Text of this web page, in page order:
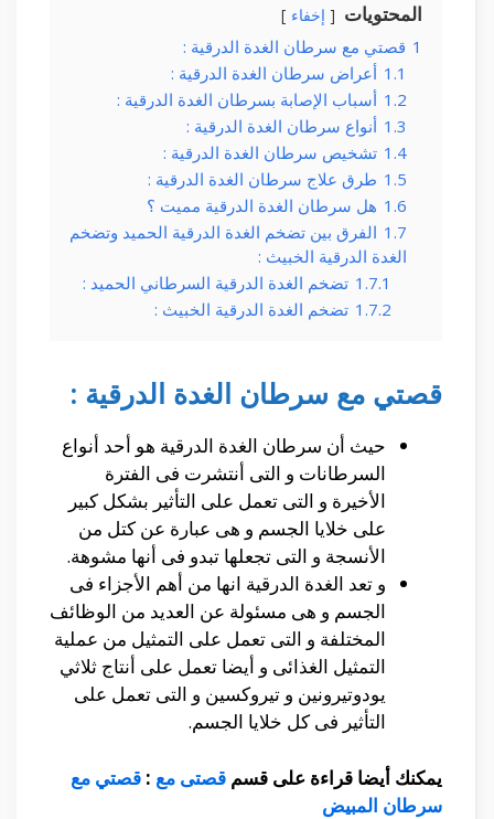
المحتويات إخفاء
1 قصتي مع سرطان الغدة الدرقية :
1.1 أعراض سرطان الغدة الدرقية :
1.2 أسباب الإصابة بسرطان الغدة الدرقية :
1.3 أنواع سرطان الغدة الدرقية :
1.4 تشخيص سرطان الغدة الدرقية :
1.5 طرق علاج سرطان الغدة الدرقية :
1.6 هل سرطان الغدة الدرقية مميت ؟
1.7 الفرق بين تضخم الغدة الدرقية الحميد وتضخم
الغدة الدرقية الخبيث :
1.7.1 تضخم الغدة الدرقية السرطاني الحميد :
1.7.2 تضخم الغدة الدرقية الخبيث :
قصتي مع سرطان الغدة الدرقية :
حيث أن سرطان الغدة الدرقية هو أحد أنواع
السرطانات و التى أنتشرت فى الفترة
الأخيرة و التى تعمل على التأثير بشكل كبير
على خلايا الجسم و هى عبارة عن كتل من
الأنسجة و التى تجعلها تبدو فى أنها مشوهة.
و تعد الغدة الدرقية انها من أهم الأجزاء فى
الجسم و هى مسئولة عن العديد من الوظائف
المختلفة و التى تعمل على التمثيل من عملية
التمثيل الغذائى و أيضا تعمل على أنتاج ثلاثي
يودوتيرونين و تيروكسين و التى تعمل على
التأثير فى كل خلايا الجسم.
يمكنك أيضا قراءة على قسم قصتى مع : قصتي مع
سرطان المبيض